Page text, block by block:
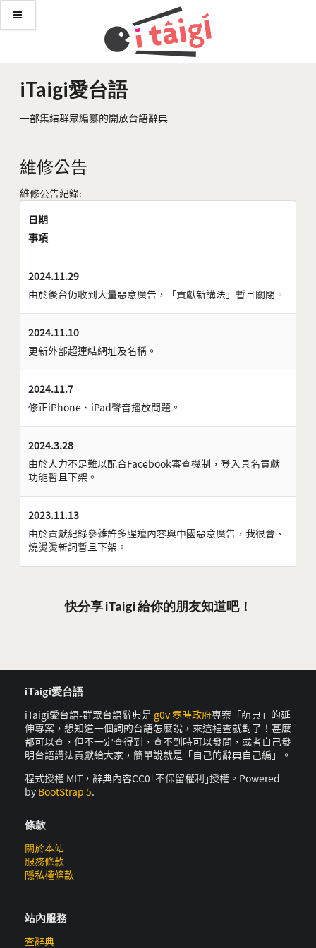
iTaigi愛台語
一部集結群眾編纂的開放台語辭典
維修公告
維修公告紀錄:
日期
事項
2024.11.29
由於後台仍收到大量惡意廣告，「貢獻新講法」暫且關閉。
2024.11.10
更新外部超連結網址及名稱。
2024.11.7
修正iPhone、iPad聲音播放問題。
2024.3.28
由於人力不足難以配合Facebook審查機制，登入具名貢獻
功能暫且下架。
2023.11.13
由於貢獻紀錄參雜許多腥羶內容與中國惡意廣告，我很會、
燒燙燙新詞暫且下架。
快分享 iTaigi 給你的朋友知道吧！
iTaigi愛台語
iTaigi愛台語-群眾台語辭典是 g0v 零時政府專案「萌典」的延
伸專案，想知道一個詞的台語怎麼說，來這裡查就對了！甚麼
都可以查，但不一定查得到，查不到時可以發問，或者自己發
明台語講法貢獻給大家，簡單說就是「自己的辭典自己編」。
程式授權 MIT，辭典內容CC0｢不保留權利｣授權。Powered
by BootStrap 5.
條款
關於本站
服務條款
隱私權條款
站內服務
查辭典